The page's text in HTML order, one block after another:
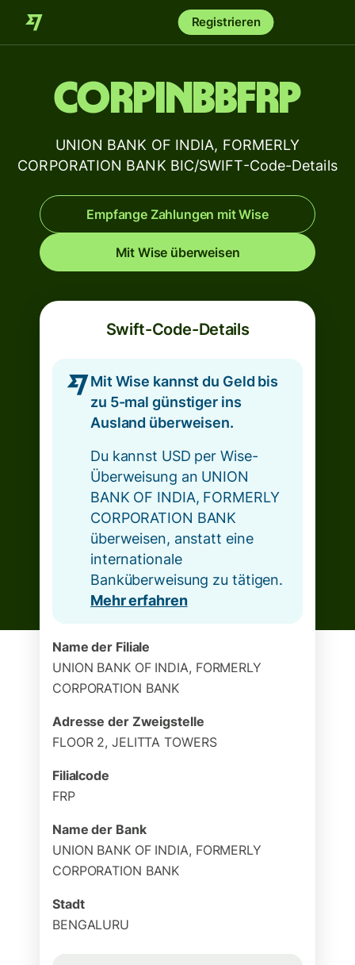
Registrieren
CORPINBBFRP
UNION BANK OF INDIA, FORMERLY
CORPORATION BANK BIC/SWIFT-Code-Details
Empfange Zahlungen mit Wise
Mit Wise überweisen
Swift-Code-Details
Mit Wise kannst du Geld bis
zu 5-mal günstiger ins
Ausland überweisen.
Du kannst USD per Wise-
Überweisung an UNION
BANK OF INDIA, FORMERLY
CORPORATION BANK
überweisen, anstatt eine
internationale
Banküberweisung zu tätigen.
Mehr erfahren
Name der Filiale
UNION BANK OF INDIA, FORMERLY
CORPORATION BANK
Adresse der Zweigstelle
FLOOR 2, JELITTA TOWERS
Filialcode
FRP
Name der Bank
UNION BANK OF INDIA, FORMERLY
CORPORATION BANK
Stadt
BENGALURU